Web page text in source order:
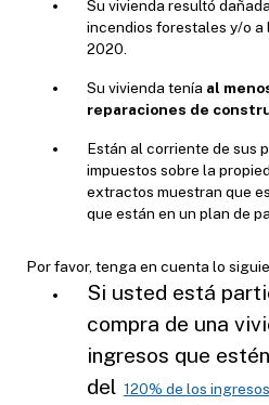
Su vivienda resultó
incendios forestales y/o a
2020.
Su vivienda tenía al
reparaciones de
Están al corriente de sus
impuestos sobre la
extractos muestran que
que están en un plan de
Por favor, tenga en cuenta lo
Si usted está
compra de una
ingresos que
del 120% de los